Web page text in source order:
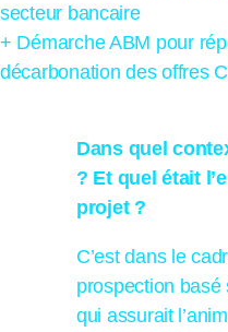
secteur bancaire
+ Démarche ABM pour
décarbonation des offres
Dans quel
? Et quel était
projet ?
C’est dans le
prospection basé
qui assurait